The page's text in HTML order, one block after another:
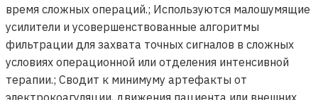
время сложных операций.; Используются малошумящие
усилители и усовершенствованные алгоритмы
фильтрации для захвата точных сигналов в сложных
условиях операционной или отделения интенсивной
терапии.; Сводит к минимуму артефакты от